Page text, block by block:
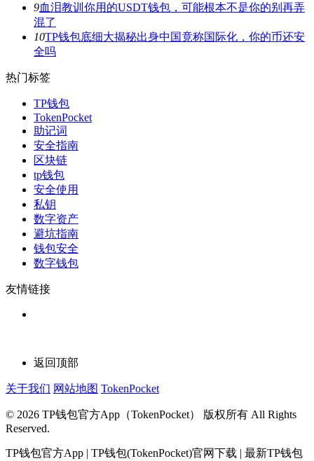
9血泪教训你用的USDT钱包，可能根本不是你的别再弄
混了
10TP钱包底细大揭秘出身中国竟称国际化，你的币还安
全吗
热门标签
TP钱包
TokenPocket
助记词
安全指南
区块链
tp钱包
安全使用
私钥
数字资产
避坑指南
钱包安全
数字钱包
友情链接
返回顶部
关于我们 网站地图 TokenPocket
© 2026 TP钱包官方App（TokenPocket） 版权所有 All Rights
Reserved.
TP钱包官方App | TP钱包(TokenPocket)官网下载 | 最新TP钱包